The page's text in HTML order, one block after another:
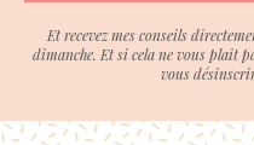
Et recevez mes conseils
dimanche. Et si cela ne vous plait
vous